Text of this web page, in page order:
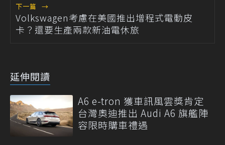
下一篇 →
Volkswagen考慮在美國推出增程式電動皮
卡？還要生產兩款新油電休旅
延伸閱讀
A6 e-tron 獲車訊風雲獎肯定
台灣奧迪推出 Audi A6 旗艦陣
容限時購車禮遇